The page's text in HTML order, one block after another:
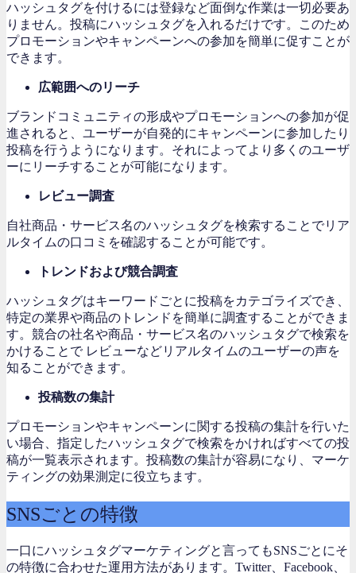
ハッシュタグを付けるには登録など面倒な作業は一切必要あ
りません。投稿にハッシュタグを入れるだけです。このため
プロモーションやキャンペーンへの参加を簡単に促すことが
できます。
広範囲へのリーチ
ブランドコミュニティの形成やプロモーションへの参加が促
進されると、 ユーザーが自発的にキャンペーンに参加したり
投稿を行うようになります。それによってより多くのユーザ
ーにリーチすることが可能になります。
レビュー調査
自社商品・サービス名のハッシュタグを検索することでリア
ルタイムの口コミを確認することが可能です。
トレンドおよび競合調査
ハッシュタグはキーワードごとに投稿をカテゴライズでき、
特定の業界や商品のトレンドを簡単に調査することができま
す。競合の社名や商品・サービス名のハッシュタグで検索を
かけることで レビューなどリアルタイムのユーザーの声を
知ることができます。
投稿数の集計
プロモーションやキャンペーンに関する投稿の集計を行いた
い場合、指定したハッシュタグで検索をかければすべての投
稿が一覧表示されます。投稿数の集計が容易になり、マーケ
ティングの効果測定に役立ちます。
SNSごとの特徴
一口にハッシュタグマーケティングと言ってもSNSごとにそ
の特徴に合わせた運用方法があります。Twitter、Facebook、